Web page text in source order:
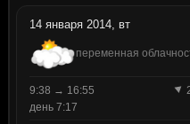
14 января 2014, вт
переменная
9:38 → 16:55
день 7:17